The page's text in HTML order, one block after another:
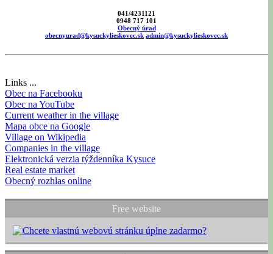
041/4231121
0948 717 101
Obecný úrad
obecnyurad@kysuckylieskovec.sk admin@kysuckylieskovec.sk
Links ...
Obec na Facebooku
Obec na YouTube
Current weather in the village
Mapa obce na Google
Village on Wikipedia
Companies in the village
Elektronická verzia týždenníka Kysuce
Real estate market
Obecný rozhlas online
Free website